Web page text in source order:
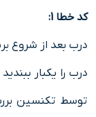
کد خطا 1:
درب بعد از شروع
درب را یکبار
توسط تکنسین